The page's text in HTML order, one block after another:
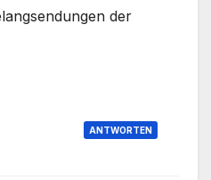
der
ANTWORTEN